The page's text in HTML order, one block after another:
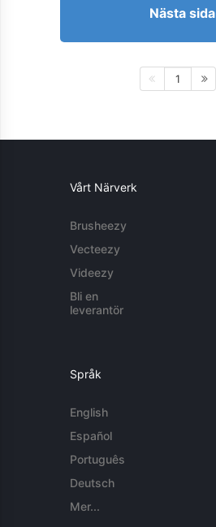
Nästa sida
1
Vårt Närverk
Brusheezy
Vecteezy
Videezy
Bli en
leverantör
Språk
English
Español
Português
Deutsch
Mer...